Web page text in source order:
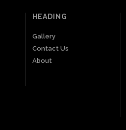
HEADING
Gallery
Contact Us
About